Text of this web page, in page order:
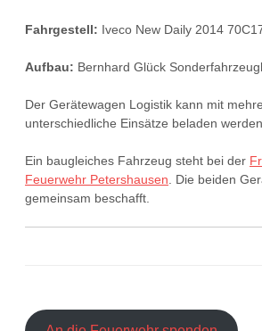
Fahrgestell: Iveco New Daily 2014
Aufbau: Bernhard Glück
Der Gerätewagen Logistik kann mit
unterschiedliche Einsätze beladen werden.
Ein baugleiches Fahrzeug steht bei der
Feuerwehr Petershausen . Die beiden
gemeinsam beschafft.